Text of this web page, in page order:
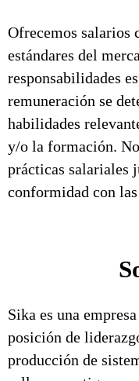
Ofrecemos salarios
estándares del
responsabilidades
remuneración se
habilidades
y/o la formación.
prácticas salariales
conformidad con
Sika es una
posición de
producción de